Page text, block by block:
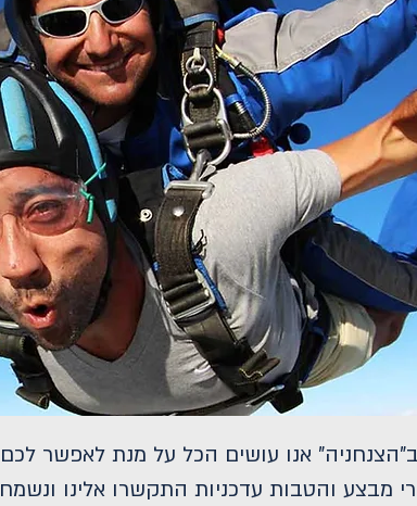
ב"הצנחניה" אנו עושים הכל על מנת לאפשר
מבצע והטבות עדכניות התקשרו אלינו